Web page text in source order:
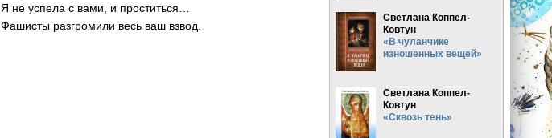
Я не успела с вами, и проститься…
Фашисты разгромили весь ваш взвод.
Светлана Коппел-
Ковтун
«В чуланчике
изношенных вещей»
Светлана Коппел-
Ковтун
«Сквозь тень»